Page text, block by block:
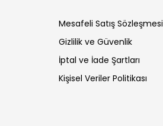
Mesafeli Satış Sözleşmesi
Gizlilik ve Güvenlik
İptal ve İade Şartları
Kişisel Veriler Politikası